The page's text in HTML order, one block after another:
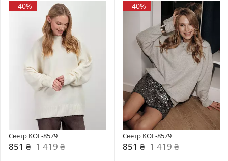
- 40%
Светр KOF-8579
851 ₴ 1 419 ₴
- 40%
Светр KOF-8579
851 ₴ 1 419 ₴